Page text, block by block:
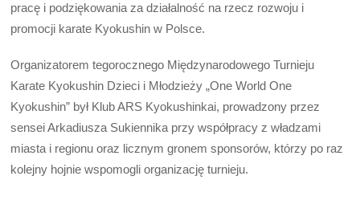
pracę i podziękowania za działalność na rzecz rozwoju i
promocji karate Kyokushin w Polsce.
Organizatorem tegorocznego Międzynarodowego Turnieju
Karate Kyokushin Dzieci i Młodzieży „One World One
Kyokushin” był Klub ARS Kyokushinkai, prowadzony przez
sensei Arkadiusza Sukiennika przy współpracy z władzami
miasta i regionu oraz licznym gronem sponsorów, którzy po raz
kolejny hojnie wspomogli organizację turnieju.